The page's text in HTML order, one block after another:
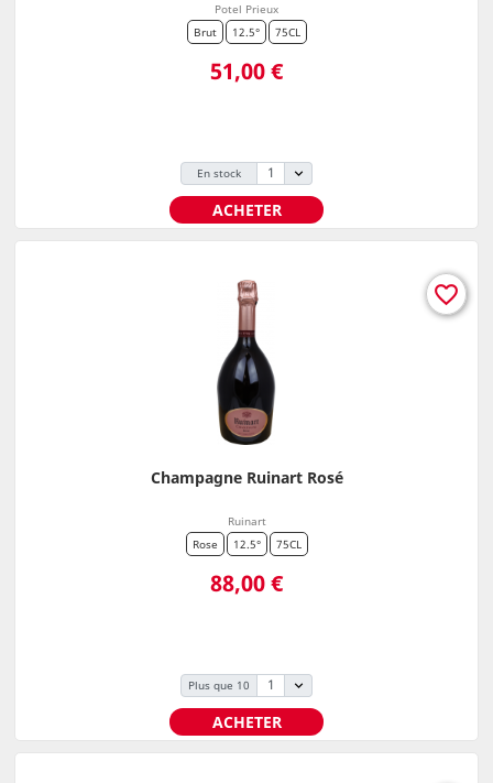
Potel Prieux
Brut
12.5° 75CL
Prix
51,00 €
En stock
ACHETER
Champagne Ruinart Rosé
Ruinart
Rose
12.5° 75CL
Prix
88,00 €
Plus que 10
ACHETER
favorite_border